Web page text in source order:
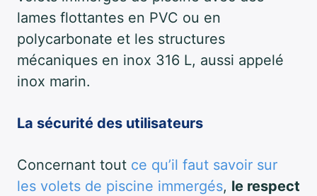
lames flottantes en PVC ou en
polycarbonate et les structures
mécaniques en inox 316 L, aussi appelé
inox marin.
La sécurité des utilisateurs
Concernant tout ce qu’il faut savoir sur
les volets de piscine immergés, le respect